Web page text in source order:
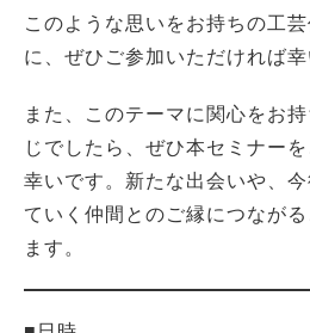
このような思いをお持ちの工
に、ぜひご参加いただければ幸
また、このテーマに関心をお
じでしたら、ぜひ本セミナー
幸いです。新たな出会いや、
ていく仲間とのご縁につなが
ます。